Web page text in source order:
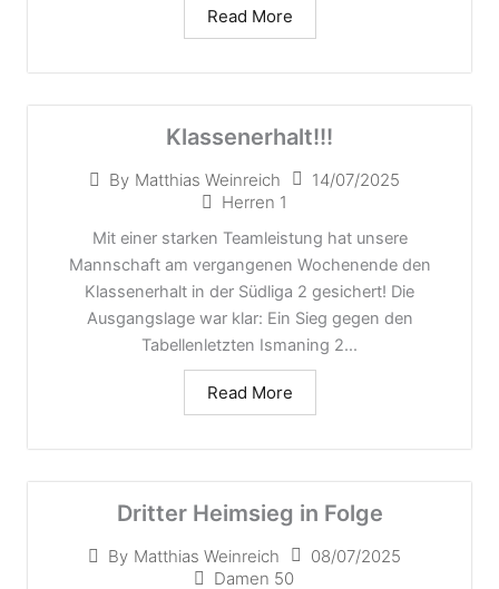
Read More
Klassenerhalt!!!
By Matthias Weinreich
14/07/2025
Herren 1
Mit einer starken Teamleistung hat unsere
Mannschaft am vergangenen Wochenende den
Klassenerhalt in der Südliga 2 gesichert! Die
Ausgangslage war klar: Ein Sieg gegen den
Tabellenletzten Ismaning 2...
Read More
Dritter Heimsieg in Folge
By Matthias Weinreich
08/07/2025
Damen 50